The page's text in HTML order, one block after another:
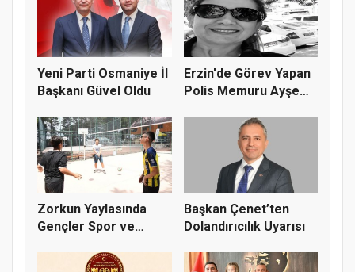
Yeni Parti Osmaniye İl
Başkanı Güvel Oldu
Erzin'de Görev Yapan
Polis Memuru Ayşe
Zorkun Yaylasında
Gençler Spor ve
Başkan Çenet’ten
Dolandırıcılık Uyarısı